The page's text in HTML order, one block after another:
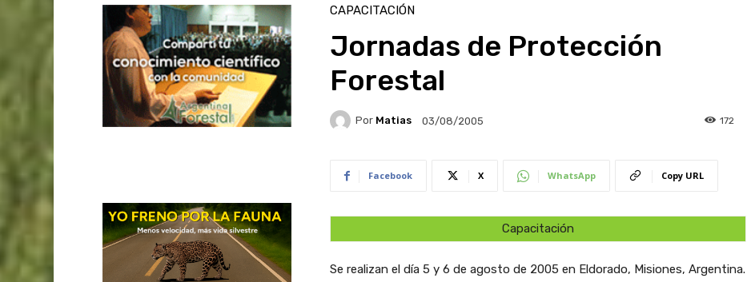
CAPACITACIÓN
Jornadas de Protección
Forestal
Por Matias 03/08/2005 172
Facebook X WhatsApp Copy URL
Capacitación
Se realizan el día 5 y 6 de agosto de 2005 en Eldorado, Misiones, Argentina.